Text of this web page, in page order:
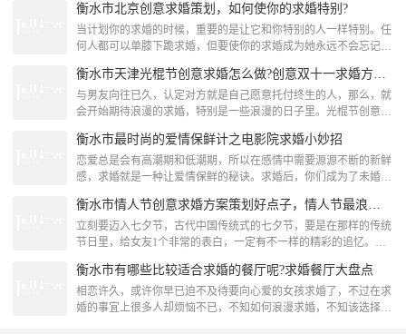
衡水市北京创意求婚策划，如何使你的求婚特别?
当计划你的求婚的时候，重要的是让它和你特别的人一样特别。任
何人都可以单膝下跪求婚，但要使你的求婚成为她永远不会忘记
您的求婚的顶级技巧。北京创意求婚策划——最爱的花鲜花是爱情
最浪漫的表现之一。如果你想在你的婚姻求婚中加入鲜花，一定要
选择她的最爱。如果你不知道她最喜欢的花是什么，你总是可以摘
与男友向往已久，认定对方就是自己愿意托付终生的人，那么，就
会开始期待浪漫的求婚，特别是一些浪漫的日子里。光棍节创意求
好来制定求婚方式，我们来听听小编的推荐吧，看看创意双十一求
婚方法。光棍节创意求婚怎么做一、朋友圈动态求婚我们应该跟上
时代的脚步，要懂得善于利用高科技，充分利用好功能强大的
衡水市最时尚的爱情保鲜计之电影院求婚小妙招
恋爱总是会有高潮期和低潮期，所以在感情中需要源源不断的新鲜
感，求婚就是一种让爱情保鲜的秘诀。求婚后，你们成为了未婚夫
饭也会成为生活中的乐趣，所以求婚是非常重要的一个环节，但是
怎么样的求婚策划才能甘心让你娶回家呢?电影院求婚就是一个非
常不错的方法!爱情微电影在电影院求婚，里面唯一最棒的当然是
立刻要迈入七夕节，古代中国传统式的七夕节，要是在那样的传统
节日里，给女友1个非常的表白，一定有不一样的精彩的追忆。那
划一下下，下边，创意求婚网编详细介绍几类情人节浪漫求婚策划
计划方案，给我们的爱情1个幸福美好的回忆!情人节最浪漫求婚策
划计划方案一：草地情歌生态公园，草地上，拿着最爱的人的吉
衡水市有哪些比较适合求婚的餐厅呢?求婚餐厅大盘点
相恋许久，或许你早已迫不及待要向心爱的女孩求婚了，不过在求
婚的事宜上很多人却烦恼不已，不知如何浪漫求婚，不知该选择哪